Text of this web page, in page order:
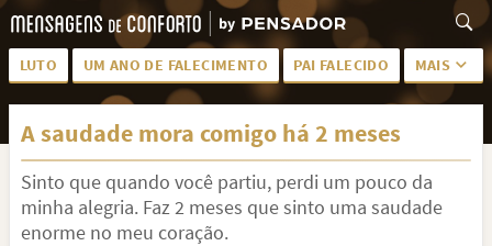
LUTO UM ANO DE FALECIMENTO PAI FALECIDO MAIS
LUTO PARA AMIGA PALAVRAS
PÊSAMES PARA AMIGA DESCANSE EM PAZ
MEUS SENTIMENTOS
A saudade mora comigo há 2 meses
Sinto que quando você partiu, perdi um pouco da
minha alegria. Faz 2 meses que sinto uma saudade
enorme no meu coração.